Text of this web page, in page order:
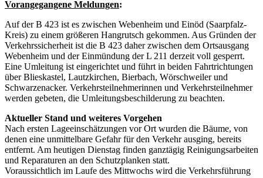
Vorangegangene Meldungen:
Auf der B 423 ist es zwischen Webenheim und Einöd (Saarpfalz-
Kreis) zu einem größeren Hangrutsch gekommen. Aus Gründen der
Verkehrssicherheit ist die B 423 daher zwischen dem Ortsausgang
Webenheim und der Einmündung der L 211 derzeit voll gesperrt.
Eine Umleitung ist eingerichtet und führt in beiden Fahrtrichtungen
über Blieskastel, Lautzkirchen, Bierbach, Wörschweiler und
Schwarzenacker. Verkehrsteilnehmerinnen und Verkehrsteilnehmer
werden gebeten, die Umleitungsbeschilderung zu beachten.
Aktueller Stand und weiteres Vorgehen
Nach ersten Lageeinschätzungen vor Ort wurden die Bäume, von
denen eine unmittelbare Gefahr für den Verkehr ausging, bereits
entfernt. Am heutigen Dienstag finden ganztägig Reinigungsarbeiten
und Reparaturen an den Schutzplanken statt.
Voraussichtlich im Laufe des Mittwochs wird die Verkehrsführung